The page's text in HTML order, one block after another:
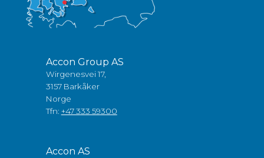
Accon Group AS
Wirgenesvei 17,
3157 Barkåker
Norge
Tfn: +47 333 59300
Accon AS